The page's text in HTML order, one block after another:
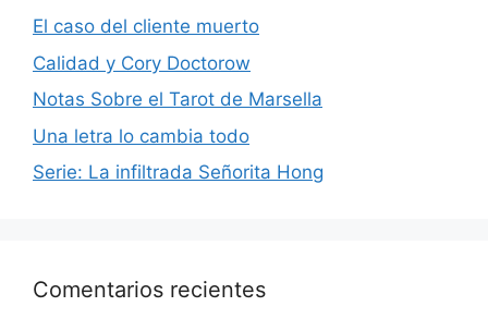
El caso del cliente muerto
Calidad y Cory Doctorow
Notas Sobre el Tarot de Marsella
Una letra lo cambia todo
Serie: La infiltrada Señorita Hong
Comentarios recientes